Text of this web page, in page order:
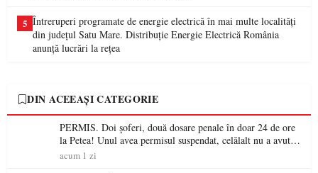
5 Întreruperi programate de energie electrică în mai multe localități
din județul Satu Mare. Distribuție Energie Electrică România
anunță lucrări la rețea
DIN ACEEAȘI CATEGORIE
PERMIS. Doi șoferi, două dosare penale în doar 24 de ore
la Petea! Unul avea permisul suspendat, celălalt nu a avut
niciodată permis
acum 1 zi